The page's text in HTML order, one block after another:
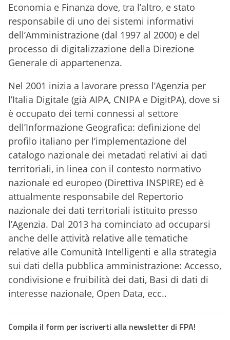
Economia e Finanza dove, tra l’altro, e stato
responsabile di uno dei sistemi informativi
dell’Amministrazione (dal 1997 al 2000) e del
processo di digitalizzazione della Direzione
Generale di appartenenza.
Nel 2001 inizia a lavorare presso l’Agenzia per
l’Italia Digitale (già AIPA, CNIPA e DigitPA), dove si
è occupato dei temi connessi al settore
dell’Informazione Geografica: definizione del
profilo italiano per l’implementazione del
catalogo nazionale dei metadati relativi ai dati
territoriali, in linea con il contesto normativo
nazionale ed europeo (Direttiva INSPIRE) ed è
attualmente responsabile del Repertorio
nazionale dei dati territoriali istituito presso
l’Agenzia. Dal 2013 ha cominciato ad occuparsi
anche delle attività relative alle tematiche
relative alle Comunità Intelligenti e alla strategia
sui dati della pubblica amministrazione: Accesso,
condivisione e fruibilità dei dati, Basi di dati di
interesse nazionale, Open Data, ecc..
Compila il form per iscriverti alla newsletter di FPA!